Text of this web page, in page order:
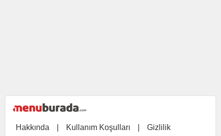
Hakkında Kullanım Koşulları Gizlilik